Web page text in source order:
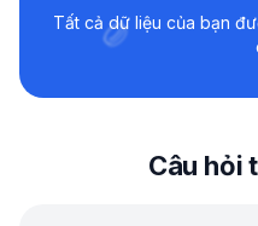
Tất cả dữ liệu của bạn
Câu hỏi